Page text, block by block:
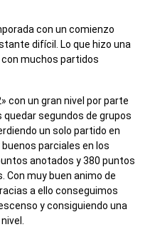
con un comienzo
difícil. Lo que hizo una
muchos partidos
con un gran nivel por parte
segundos de grupos
un solo partido en
parciales en los
anotados y 380 puntos
Con muy buen animo de
a ello conseguimos
y consiguiendo una